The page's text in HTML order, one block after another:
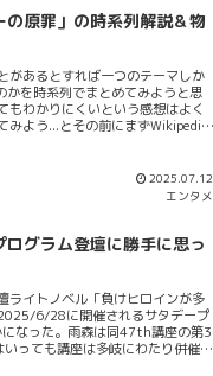
多く散りばめられている。ま
個々の要素がバラバラになってい
く様子もしっかりと本全体から
い。話が点と線で繋がっている
るのに、一冊が評論としてしっか
教論』そのうち、一番重要な主張
だろう。イギリスでもアメリカ...
原罪」の時系列解説＆物
があるとすれば一つのテーマしか
かを時系列でまとめてみようと思
もわかりにくいという感想はよく
みよう...とその前にまずWikipedia
たところを小学4年生の少女久世し
ピー星の様々な「ハッピー道具」
借りたハッピー道具「仲直りリボ
自殺にショックを受けたタコピ
時間を戻し、しずかを救うため
の雲母坂まりなにひどいいじめを
で何度も時間を...
2025.07.12
エンタメ
グラム登壇に勝手に思っ
ライトノベル「負けヒロインが多
6/28に開催されるサタデープ
なった。雨森は同47th講座の第3
っても講座は多岐にわたり併催さ